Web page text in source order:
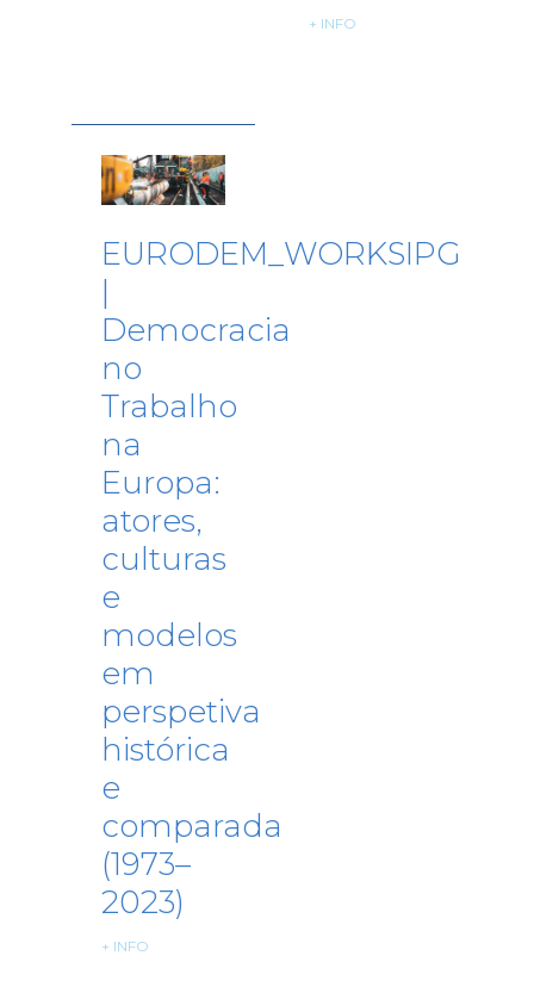
+ INFO
EURODEM_WORKSIPG
|
Democracia
no
Trabalho
na
Europa:
atores,
culturas
e
modelos
em
perspetiva
histórica
e
comparada
(1973–
2023)
+ INFO